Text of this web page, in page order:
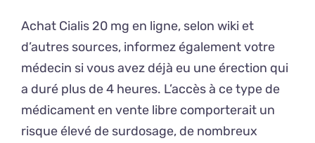
Achat Cialis 20 mg en ligne, selon wiki et
d’autres sources, informez également votre
médecin si vous avez déjà eu une érection qui
a duré plus de 4 heures. L’accès à ce type de
médicament en vente libre comporterait un
risque élevé de surdosage, de nombreux